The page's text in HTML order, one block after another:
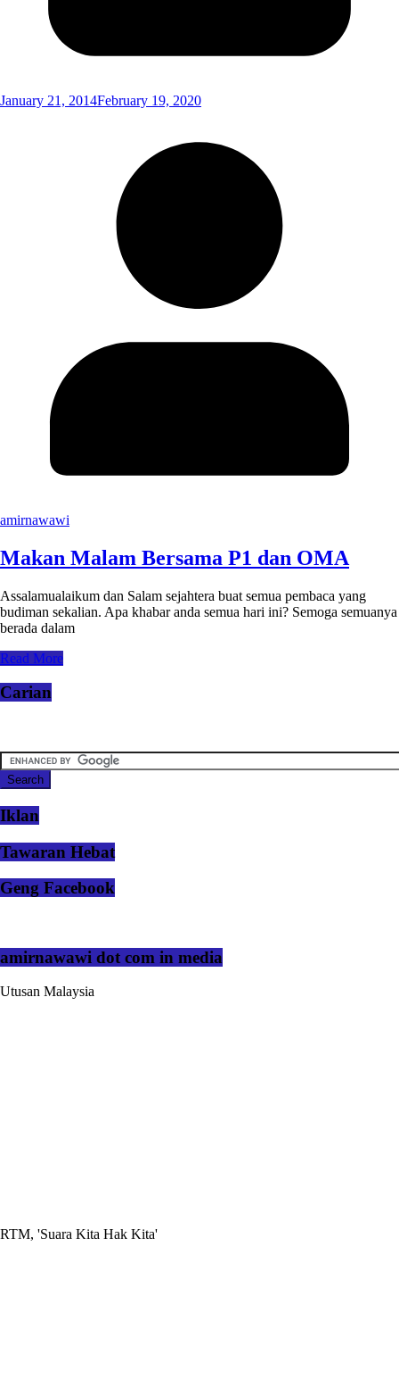
January 21, 2014February 19, 2020
amirnawawi
Makan Malam Bersama P1 dan OMA
Assalamualaikum dan Salam sejahtera buat semua pembaca yang
budiman sekalian. Apa khabar anda semua hari ini? Semoga semuanya
berada dalam
Read More
Carian
Iklan
Tawaran Hebat
Geng Facebook
amirnawawi dot com in media
Utusan Malaysia
RTM, 'Suara Kita Hak Kita'